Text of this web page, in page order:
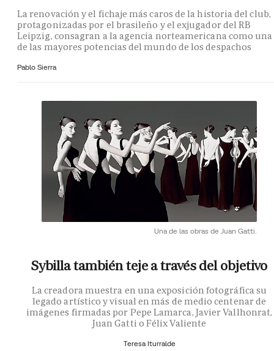
La renovación y el fichaje más caros de la historia del club,
protagonizadas por el brasileño y el exjugador del RB
Leipzig, consagran a la agencia norteamericana como una
de las mayores potencias del mundo de los despachos
Pablo Sierra
Una de las obras de Juan Gatti.
Sybilla también teje a través del objetivo
La creadora muestra en una exposición fotográfica su
legado artístico y visual en más de medio centenar de
imágenes firmadas por Pepe Lamarca, Javier Vallhonrat,
Juan Gatti o Félix Valiente
Teresa Iturralde